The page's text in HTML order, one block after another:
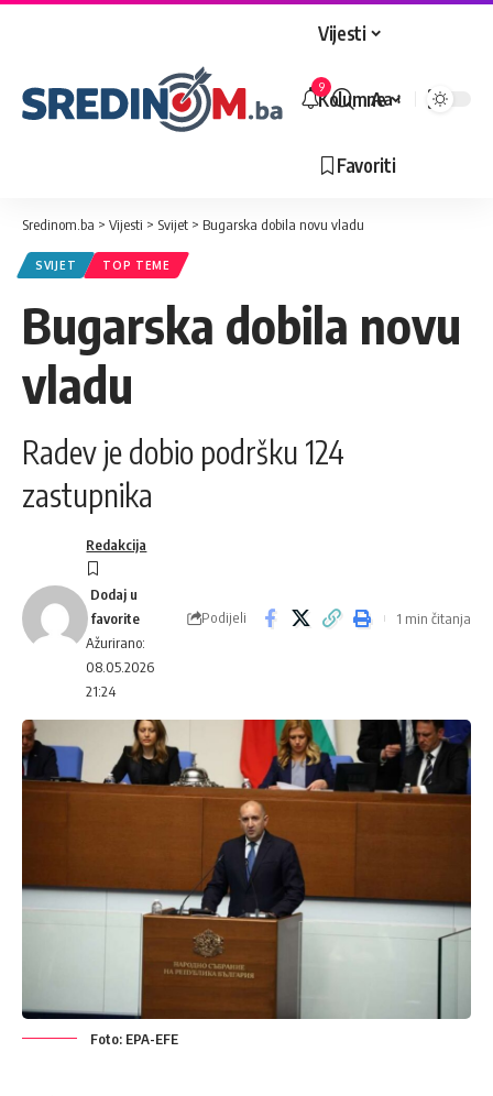
Vijesti
Kolumne
Favoriti
9
Veličina
Aa
Sredinom.ba > Vijesti > Svijet > Bugarska dobila novu vladu
SVIJET TOP TEME
Bugarska dobila novu
vladu
Radev je dobio podršku 124
zastupnika
Ažurirano:
08.05.2026
21:24
Redakcija
Podijeli 1 min čitanja
Foto: EPA-EFE